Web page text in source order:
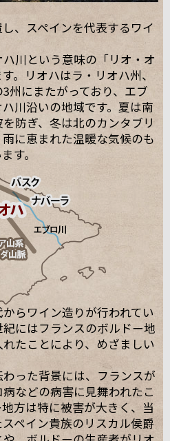
、スペインを代表するワイ
川という意味の「リオ・オ
。リオハはラ・リオハ州、
州にまたがっており、エブ
川沿いの地域です。夏は南
防ぎ、冬は北のカンタブリ
に恵まれた温暖な気候のも
す。
らワイン造りが行われてい
にはフランスのボルドー地
たことにより、めざましい
った背景には、フランスが
などの病害に見舞われたこ
方は特に被害が大きく、当
ペイン貴族のリスカル侯爵